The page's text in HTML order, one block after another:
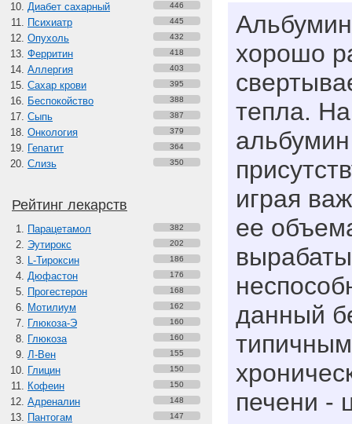
Диабет сахарный 446
Психиатр 445
Опухоль 432
Ферритин 418
Аллергия 403
Сахар крови 395
Беспокойство 388
Сыпь 387
Онкология 379
Гепатит 364
Слизь 350
Рейтинг лекарств
Парацетамол 382
Эутирокс 202
L-Тироксин 186
Дюфастон 176
Прогестерон 168
Мотилиум 162
Глюкоза-Э 160
Глюкоза 160
Л-Вен 155
Глицин 150
Кофеин 150
Адреналин 148
Пантогам 147
хорошо
тепла.
играя
ее
данный
печени -